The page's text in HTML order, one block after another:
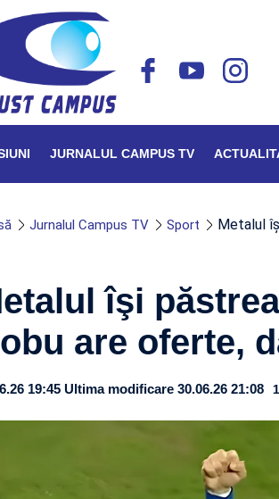
JURNALUL CAMPUS TV
Jurnalul Campus TV Sport Metalul
îşi
are oferte,
19:45 Ultima modificare 30.06.26 21:08